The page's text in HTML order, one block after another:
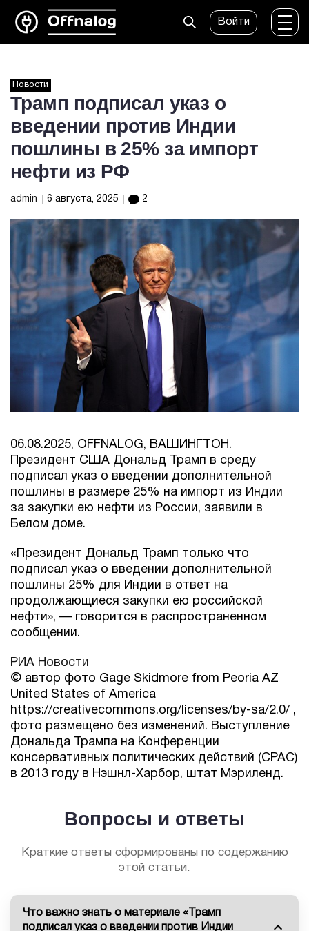
Войти
Новости
Трамп подписал указ о
введении против Индии
пошлины в 25% за импорт
нефти из РФ
admin 6 августа, 2025 2
06.08.2025, OFFNALOG, ВАШИНГТОН.
Президент США Дональд Трамп в среду
подписал указ о введении дополнительной
пошлины в размере 25% на импорт из Индии
за закупки ею нефти из России, заявили в
Белом доме.
«Президент Дональд Трамп только что
подписал указ о введении дополнительной
пошлины 25% для Индии в ответ на
продолжающиеся закупки ею российской
нефти», — говорится в распространенном
сообщении.
РИА Новости
© автор фото Gage Skidmore from Peoria AZ
United States of America
https://creativecommons.org/licenses/by-sa/2.0/ ,
фото размещено без изменений. Выступление
Дональда Трампа на Конференции
консервативных политических действий (CPAC)
в 2013 году в Нэшнл-Харбор, штат Мэриленд.
Вопросы и ответы
Краткие ответы сформированы по содержанию
этой статьи.
Что важно знать о материале «Трамп
подписал указ о введении против Индии